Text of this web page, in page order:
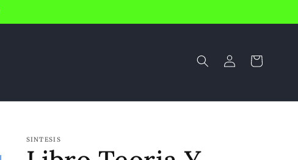
Iniciar
sesión
Carrito
SINTESIS